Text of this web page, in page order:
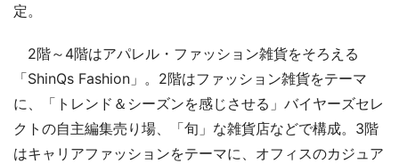
定。
2階～4階はアパレル・ファッション雑貨をそろえる
「ShinQs Fashion」。2階はファッション雑貨をテーマ
に、「トレンド＆シーズンを感じさせる」バイヤーズセレ
クトの自主編集売り場、「旬」な雑貨店などで構成。3階
はキャリアファッションをテーマに、オフィスのカジュア